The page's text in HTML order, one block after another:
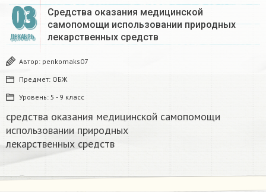
03
ДЕКАБРЬ
Средства оказания медицинской
самопомощи использовании природных
лекарственных средств​
Автор: penkomaks07
Предмет: ОБЖ
Уровень: 5 - 9 класс
средства оказания медицинской самопомощи
использовании природных
лекарственных средств​